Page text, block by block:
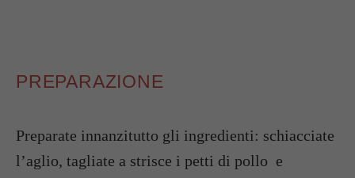
PREPARAZIONE
Preparate innanzitutto gli ingredienti: schiacciate
l’aglio, tagliate a strisce i petti di pollo e